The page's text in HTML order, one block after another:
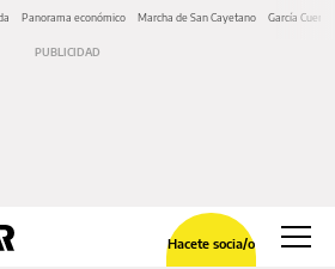
Panorama económico Marcha de San Cayetano García Cuerva
Hacete socia/o